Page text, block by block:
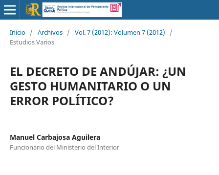
Inicio / Archivos / Vol. 7 (2012): Volumen 7 (2012)
/
Estudios Varios
EL DECRETO DE ANDÚJAR: ¿UN
GESTO HUMANITARIO O UN
ERROR POLÍTICO?
Manuel Carbajosa Aguilera
Funcionario del Ministerio del Interior